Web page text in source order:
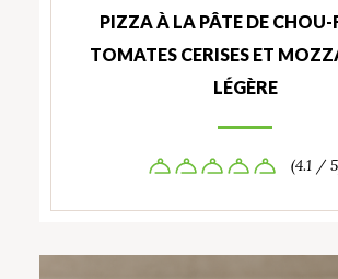
PIZZA À LA PÂTE DE CHOU-
TOMATES CERISES ET
LÉGÈRE
(4.1 /